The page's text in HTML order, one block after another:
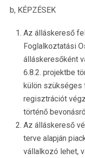
b, KÉPZÉSEK
Az álláskereső
Foglalkoztatási
álláskeresőként
6.8.2. projektbe
külön szükséges
regisztrációt
történő
Az álláskereső
terve alapján
vállalkozó lehet,